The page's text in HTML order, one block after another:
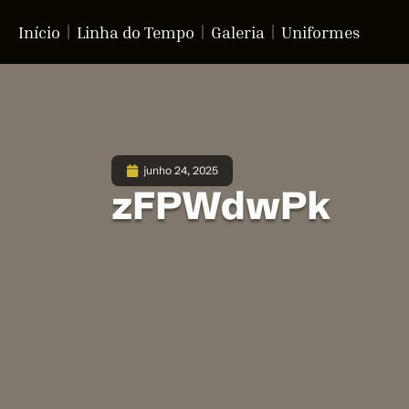
Início Linha do Tempo Galeria Uniformes
junho 24, 2025
zFPWdwPk